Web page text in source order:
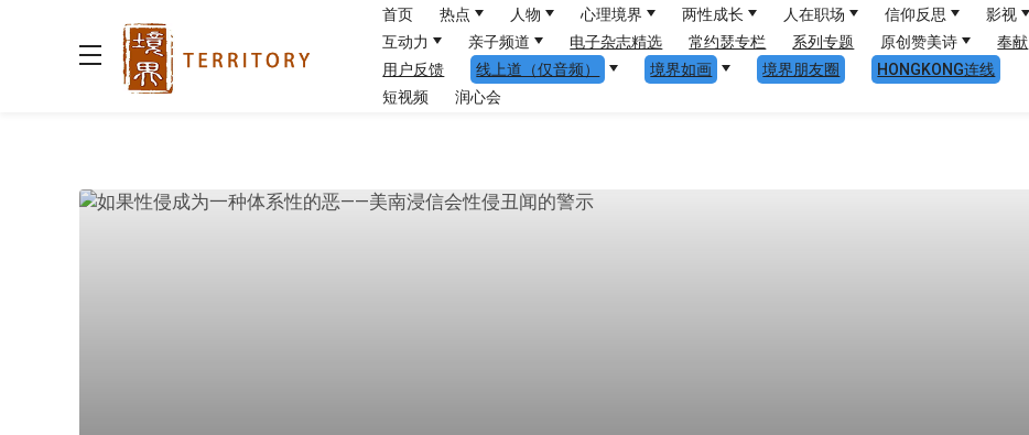
首页 热点 人物 心理境界 两性成长 人在职场 信仰反思
影视
互动力
亲子频道 电子杂志精选 常约瑟专栏 系列专题 原创赞美诗
奉献
用户反馈
线上道（仅音频） 境界如画 境界朋友圈
HONGKONG连线
短视频
润心会